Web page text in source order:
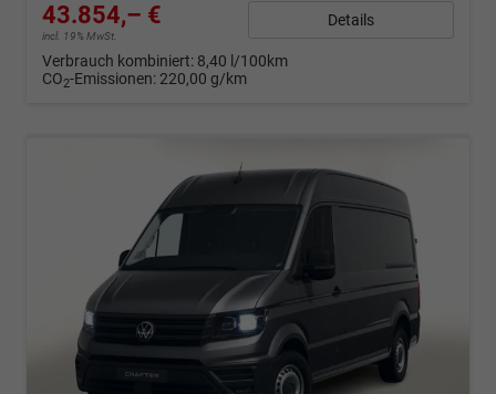
43.854,– €
incl. 19% MwSt.
Details
Verbrauch kombiniert: 8,40 l/100km
CO2-Emissionen: 220,00 g/km